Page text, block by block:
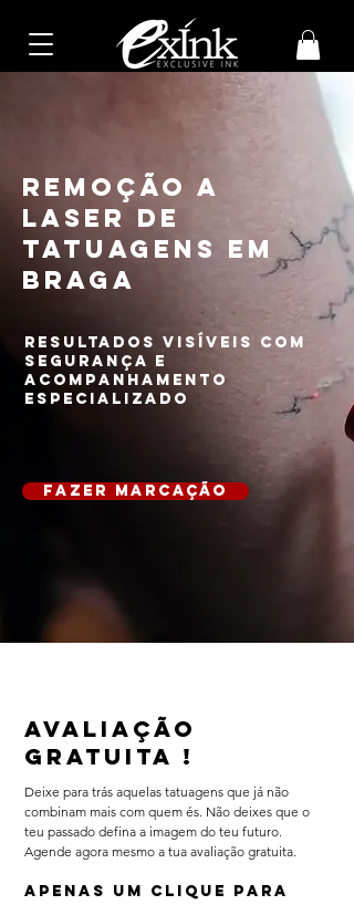
Remoção a
Laser de
Tatuagens em
Braga
Resultados visíveis com
segurança e
acompanhamento
especializado
fazer marcação
AVALIAÇÃO
GRATUITA !
Deixe para trás aquelas tatuagens que já não
combinam mais com quem és. Não deixes que o
teu passado defina a imagem do teu futuro.
Agende agora mesmo a tua avaliação gratuita.
Apenas um clique para